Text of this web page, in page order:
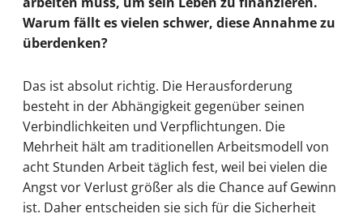
Warum fällt es vielen schwer, diese Annahme zu
überdenken?
Das ist absolut richtig. Die Herausforderung
besteht in der Abhängigkeit gegenüber seinen
Verbindlichkeiten und Verpflichtungen. Die
Mehrheit hält am traditionellen Arbeitsmodell von
acht Stunden Arbeit täglich fest, weil bei vielen die
Angst vor Verlust größer als die Chance auf Gewinn
ist. Daher entscheiden sie sich für die Sicherheit